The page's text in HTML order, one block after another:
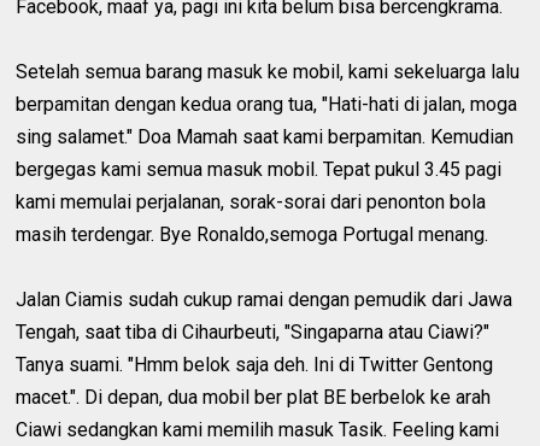
Facebook, maaf ya, pagi ini kita belum bisa bercengkrama.
Setelah semua barang masuk ke mobil, kami sekeluarga lalu
berpamitan dengan kedua orang tua, "Hati-hati di jalan, moga
sing salamet." Doa Mamah saat kami berpamitan. Kemudian
bergegas kami semua masuk mobil. Tepat pukul 3.45 pagi
kami memulai perjalanan, sorak-sorai dari penonton bola
masih terdengar. Bye Ronaldo,semoga Portugal menang.
Jalan Ciamis sudah cukup ramai dengan pemudik dari Jawa
Tengah, saat tiba di Cihaurbeuti, "Singaparna atau Ciawi?"
Tanya suami. "Hmm belok saja deh. Ini di Twitter Gentong
macet.". Di depan, dua mobil ber plat BE berbelok ke arah
Ciawi sedangkan kami memilih masuk Tasik. Feeling kami